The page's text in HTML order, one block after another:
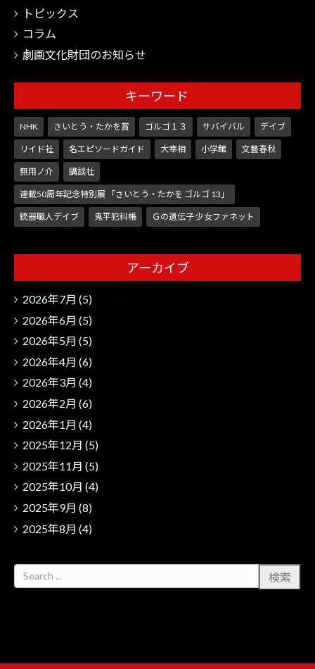
トピックス
コラム
劇画文化財団のお知らせ
キーワード
NHK さいとう・たかを賞 ゴルゴ１３ サバイバル デイブ
リイド社 名エピソードガイド 大宰相 小学館 文藝春秋
無用ノ介 講談社
連載50周年記念特別展 「さいとう・たかを ゴルゴ 13」
銃器職人デイブ 鬼平犯科帳 Ｇの遺伝子 少女ファネット
アーカイブ
2026年7月 (5)
2026年6月 (5)
2026年5月 (5)
2026年4月 (6)
2026年3月 (4)
2026年2月 (6)
2026年1月 (4)
2025年12月 (5)
2025年11月 (5)
2025年10月 (4)
2025年9月 (8)
2025年8月 (4)